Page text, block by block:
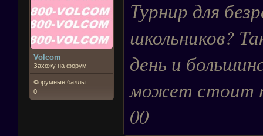
Volcom
Захожу на форум
Форумные баллы:
0
Турнир для
школьников?
день и
может стоит
00